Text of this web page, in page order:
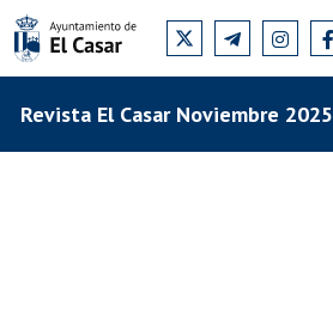
Revista El Casar Noviembre 2025